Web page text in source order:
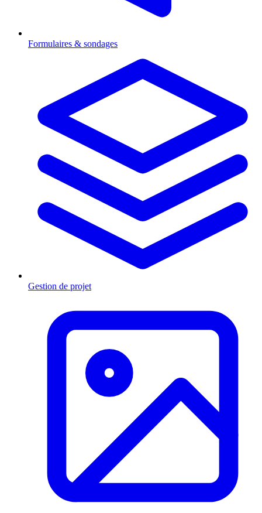
Formulaires & sondages
Gestion de projet